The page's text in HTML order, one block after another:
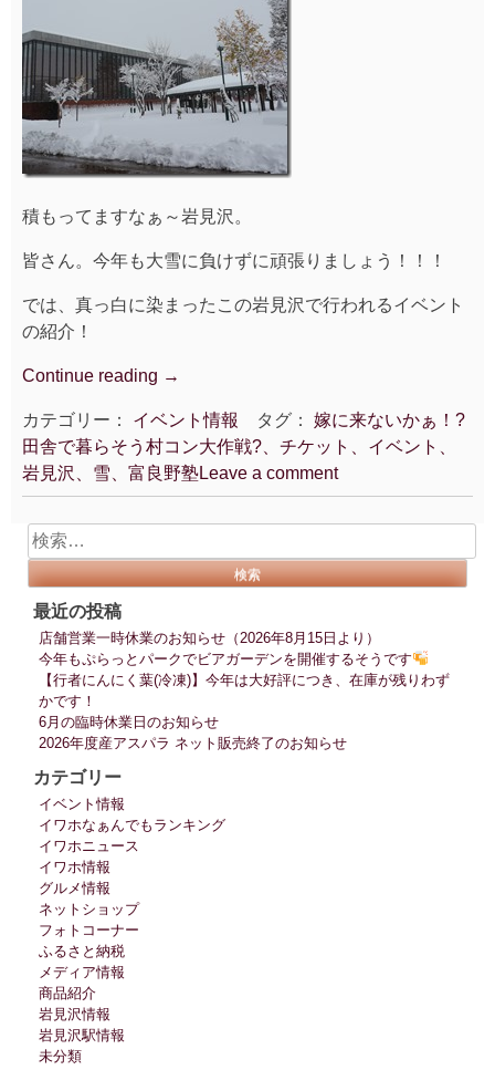
積もってますなぁ～岩見沢。
皆さん。今年も大雪に負けずに頑張りましょう！！！
では、真っ白に染まったこの岩見沢で行われるイベント
の紹介！
Continue reading “20131114_
に
来
な
ぁ！?
田
で
暮
そ
う
ン
→
カテゴリー： イベント情報 タグ： 嫁に来ないかぁ！?
田舎で暮らそう村コン大作戦?、チケット、イベント、
岩見沢、雪、富良野塾Leave a comment
検
索:
最近の投稿
店舗営業一時休業のお知らせ（2026年8月15日より）
今年もぷらっとパークでビアガーデンを開催するそうです
【行者にんにく葉(冷凍)】今年は大好評につき、在庫が残りわず
かです！
6月の臨時休業日のお知らせ
2026年度産アスパラ ネット販売終了のお知らせ
カテゴリー
イベント情報
イワホなぁんでもランキング
イワホニュース
イワホ情報
グルメ情報
ネットショップ
フォトコーナー
ふるさと納税
メディア情報
商品紹介
岩見沢情報
岩見沢駅情報
未分類